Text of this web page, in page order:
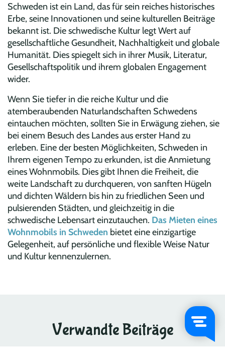
Schweden ist ein Land, das für sein reiches historisches
Erbe, seine Innovationen und seine kulturellen Beiträge
bekannt ist. Die schwedische Kultur legt Wert auf
gesellschaftliche Gesundheit, Nachhaltigkeit und globale
Humanität. Dies spiegelt sich in ihrer Musik, Literatur,
Gesellschaftspolitik und ihrem globalen Engagement
wider.
Wenn Sie tiefer in die reiche Kultur und die
atemberaubenden Naturlandschaften Schwedens
eintauchen möchten, sollten Sie in Erwägung ziehen, sie
bei einem Besuch des Landes aus erster Hand zu
erleben. Eine der besten Möglichkeiten, Schweden in
Ihrem eigenen Tempo zu erkunden, ist die Anmietung
eines Wohnmobils. Dies gibt Ihnen die Freiheit, die
weite Landschaft zu durchqueren, von sanften Hügeln
und dichten Wäldern bis hin zu friedlichen Seen und
pulsierenden Städten, und gleichzeitig in die
schwedische Lebensart einzutauchen. Das Mieten eines
Wohnmobils in Schweden bietet eine einzigartige
Gelegenheit, auf persönliche und flexible Weise Natur
und Kultur kennenzulernen.
Verwandte Beiträge